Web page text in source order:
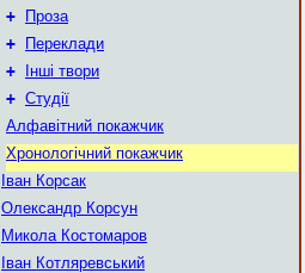
+
Проза
+
Переклади
+
Інші твори
+ Студії
Алфавітний покажчик
Хронологічний покажчик
Іван Корсак
Олександр Корсун
Микола Костомаров
Іван Котляревський